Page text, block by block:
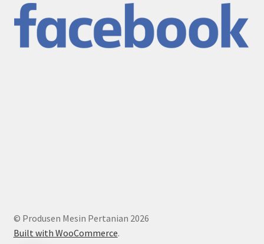
© Produsen Mesin Pertanian 2026
Built with WooCommerce.